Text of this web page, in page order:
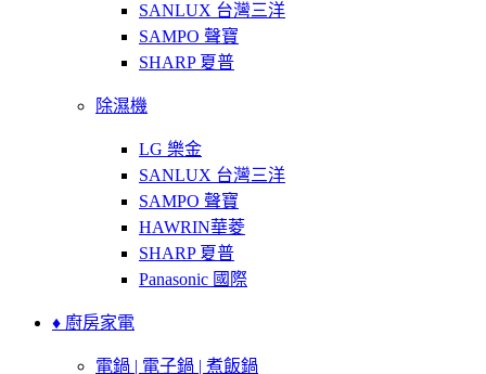
SANLUX 台灣三洋
SAMPO 聲寶
SHARP 夏普
除濕機
LG 樂金
SANLUX 台灣三洋
SAMPO 聲寶
HAWRIN華菱
SHARP 夏普
Panasonic 國際
♦ 廚房家電
電鍋 | 電子鍋 | 煮飯鍋